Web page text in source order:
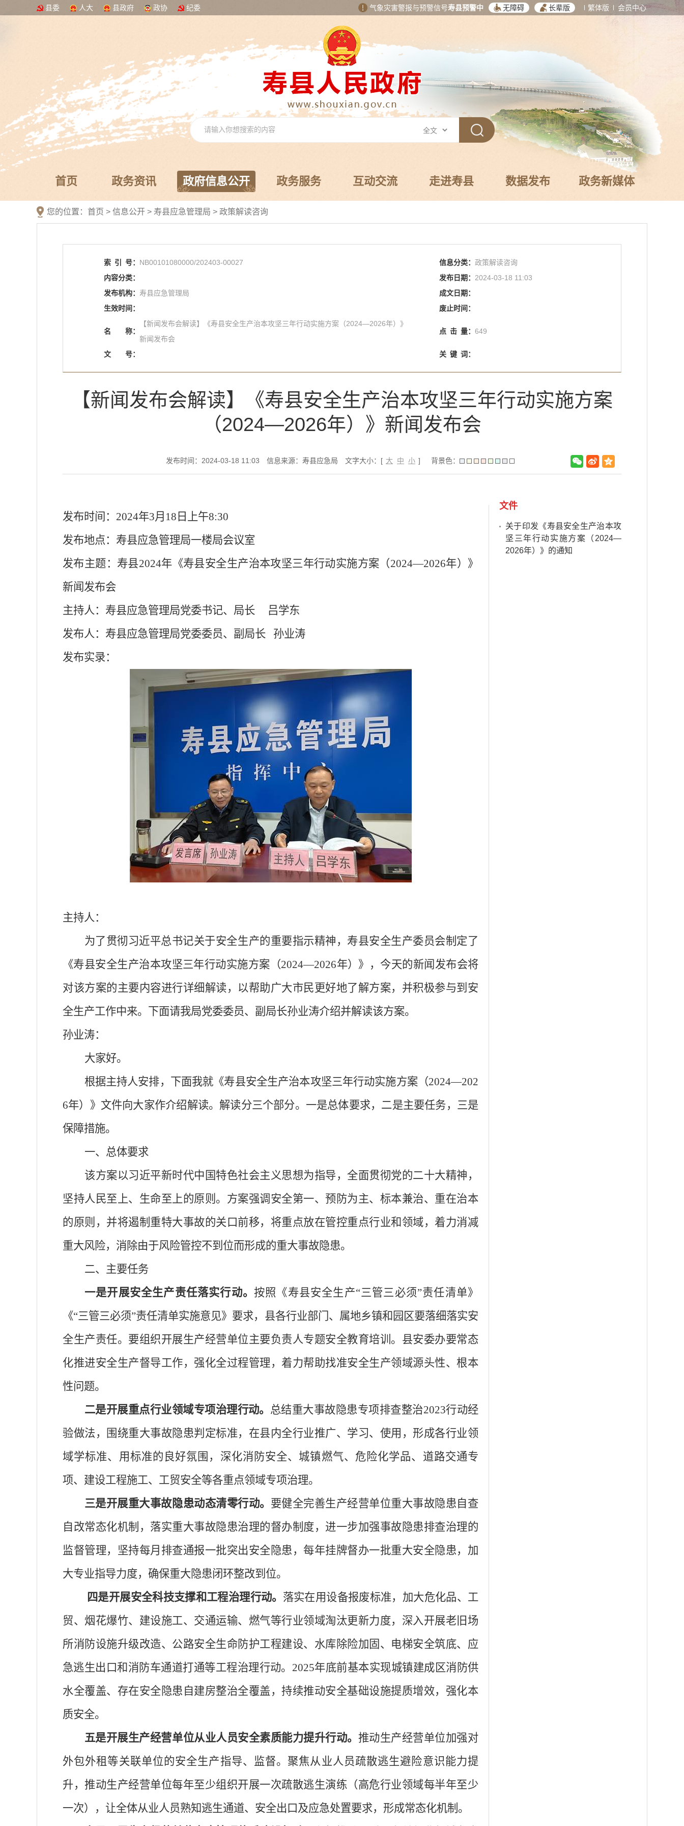
县委 人大 县政府 政协 纪委 气象灾害警报与预警信号寿县预警中 无障碍 长辈版 繁体版 会员中心
首页 政务资讯 政府信息公开 政务服务 互动交流 走进寿县 数据发布 政务新媒体
您的位置： 首页 > 信息公开 > 寿县应急管理局 > 政策解读咨询
索 引 号： NB00101080000/202403-00027 信息分类： 政策解读咨询
内容分类：
发布日期： 2024-03-18 11:03
发布机构： 寿县应急管理局
成文日期：
生效时间：
废止时间：
名 称：
【新闻发布会解读】《寿县安全生产治本攻坚三年行动实施方案（2024—2026年）》
新闻发布会
点 击 量： 649
文 号： 关 键 词：
【新闻发布会解读】《寿县安全生产治本攻坚三年行动实施方案
（2024—2026年）》新闻发布会
发布时间：2024-03-18 11:03 信息来源：寿县应急局 文字大小：[ 大 中 小 ] 背景色：
发布时间： 2024年3月 18 日上午8:30
发布地点：寿县应急管理局一楼局会议室
发布主题：寿县2024年《寿县安全生产治本攻坚三年行动实施方案（2024—2026年）》
新闻发布会
主持人：寿县应急管理局党委书记、局长
吕学东
发布人：寿县应急管理局党委委员、副局长
孙业涛
发布实录：
主持人：
为了贯彻习近平总书记关于安全生产的重要指示精神，寿县安全生产委员会制定了
《寿县安全生产治本攻坚三年行动实施方案（2024—2026年）》，今天的新闻发布会将
对该方案的主要内容进行详细解读，以帮助广大市民更好地了解方案，并积极参与到安
全生产工作中来。下面请我局党委委员、副局长孙业涛介绍并解读该方案。
孙业涛：
大家好。
根据主持人安排，下面我就《寿县安全生产治本攻坚三年行动实施方案（2024—202
6年）》文件向大家作介绍解读。解读分三个部分。一是总体要求，二是主要任务，三是
保障措施。
一、总体要求
该方案以习近平新时代中国特色社会主义思想为指导，全面贯彻党的二十大精神，
坚持人民至上、生命至上的原则。方案强调安全第一、预防为主、标本兼治、重在治本
的原则，并将遏制重特大事故的关口前移，将重点放在管控重点行业和领域，着力消减
重大风险，消除由于风险管控不到位而形成的重大事故隐患。
二、主要任务
一是开展安全生产责任落实行动。 按照《寿县安全生产“三管三必须”责任清单》
《“三管三必须”责任清单实施意见》要求，县各行业部门、属地乡镇和园区要落细落实安
全生产责任。要组织开展生产经营单位主要负责人专题安全教育培训。县安委办要常态
化推进安全生产督导工作，强化全过程管理，着力帮助找准安全生产领域源头性、根本
性问题。
二是开展重点行业领域专项治理行动。 总结重大事故隐患专项排查整治2023行动经
验做法，围绕重大事故隐患判定标准，在县内全行业推广、学习、使用，形成各行业领
域学标准、用标准的良好氛围，深化消防安全、城镇燃气、危险化学品、道路交通专
项、建设工程施工、工贸安全等各重点领域专项治理。
三是开展重大事故隐患动态清零行动。 要健全完善生产经营单位重大事故隐患自查
自改常态化机制，落实重大事故隐患治理的督办制度，进一步加强事故隐患排查治理的
监督管理，坚持每月排查通报一批突出安全隐患，每年挂牌督办一批重大安全隐患，加
大专业指导力度，确保重大隐患闭环整改到位。
四是开展安全科技支撑和工程治理行动。 落实在用设备报废标准，加大危化品、工
贸、烟花爆竹、建设施工、交通运输、燃气等行业领域淘汰更新力度，深入开展老旧场
所消防设施升级改造、公路安全生命防护工程建设、水库除险加固、电梯安全筑底、应
急逃生出口和消防车通道打通等工程治理行动。 2025年底前基本实现城镇建成区消防供
水全覆盖、存在安全隐患自建房整治全覆盖，持续推动安全基础设施提质增效，强化本
质安全。
五是开展生产经营单位从业人员安全素质能力提升行动。 推动生产经营单位加强对
外包外租等关联单位的安全生产指导、监督。聚焦从业人员疏散逃生避险意识能力提
升，推动生产经营单位每年至少组织开展一次疏散逃生演练（高危行业领域每半年至少
一次），让全体从业人员熟知逃生通道、安全出口及应急处置要求，形成常态化机制。
文件
关于印发《寿县安全生产治本攻
坚三年行动实施方案（2024—
2026年）》的通知